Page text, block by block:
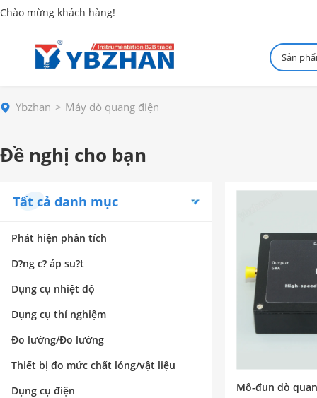
Chào mừng khách hàng!
Sản
Ybzhan Máy dò quang điện
Đề nghị cho bạn
Tất cả danh mục
Phát hiện phân tích
D?ng c? áp su?t
Dụng cụ nhiệt độ
Dụng cụ thí nghiệm
Đo lường/Đo lường
Thiết bị đo mức chất lỏng/vật liệu
Dụng cụ điện
Mô-đun dò